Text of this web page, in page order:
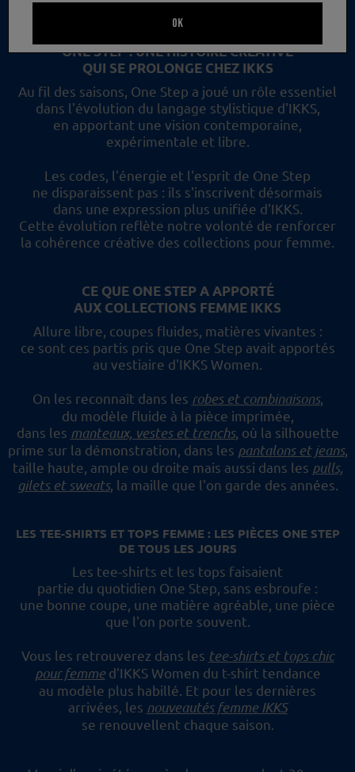
ONE STEP : UNE HISTOIRE CRÉATIVE
QUI SE PROLONGE CHEZ IKKS
Au fil des saisons, One Step a joué un rôle essentiel
dans l'évolution du langage stylistique d'IKKS,
en apportant une vision contemporaine,
expérimentale et libre.
Les codes, l'énergie et l'esprit de One Step
ne disparaissent pas : ils s'inscrivent désormais
dans une expression plus unifiée d'IKKS.
Cette évolution reflète notre volonté de renforcer
la cohérence créative des collections pour femme.
CE QUE ONE STEP A APPORTÉ
AUX COLLECTIONS FEMME IKKS
Allure libre, coupes fluides, matières vivantes :
ce sont ces partis pris que One Step avait apportés
au vestiaire d'IKKS Women.
On les reconnaît dans les robes et combinaisons,
du modèle fluide à la pièce imprimée,
dans les manteaux, vestes et trenchs, où la silhouette
prime sur la démonstration, dans les pantalons et jeans,
taille haute, ample ou droite mais aussi dans les pulls,
gilets et sweats, la maille que l'on garde des années.
LES TEE-SHIRTS ET TOPS FEMME : LES PIÈCES ONE STEP
DE TOUS LES JOURS
Les tee-shirts et les tops faisaient
partie du quotidien One Step, sans esbroufe :
une bonne coupe, une matière agréable, une pièce
que l'on porte souvent.
Vous les retrouverez dans les tee-shirts et tops chic
pour femmed'IKKS Women du t-shirt tendance
au modèle plus habillé. Et pour les dernières
arrivées, les nouveautés femme IKKS
se renouvellent chaque saison.
OK